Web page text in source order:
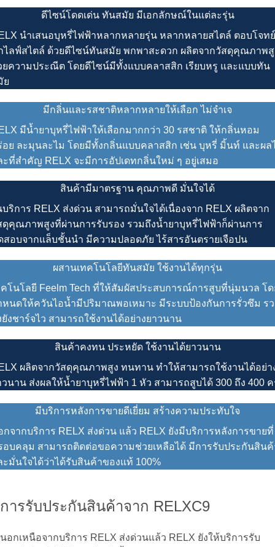
ดีไซน์โดดเด่น ทันสมัย มีเอกลักษณ์ในแต่ละรุ่น
นำเสนอบุหรี่ไฟฟ้าหลากหลายรุ่น หลากหลายสไตล์ ตอบโจทย์
ไลฟ์สไตล์ ด้วยดีไซน์ทันสมัย พกพาสะดวก ผลิตจากวัสดุคุณภาพสู
ยความประณีต โดยดีไซน์มีทั้งแบบคลาสสิก เรียบหรู และแบบทัน
ย
มีกลิ่นและรสชาติหลากหลายให้เลือก ไม่จำเจ
มีน้ำยาบุหรี่ไฟฟ้าให้เลือกมากกว่า 30 รสชาติ ให้กลิ่นหอม
อย ละมุนละไม โดยมีทั้งกลิ่นแบบคลาสสิก เช่น บุหรี่ มิ้นท์ และผล
ะที่สำคัญ RELX จะมีการอัปเดทกลิ่นใหม่ ๆ อยู่เสมอ
สินค้ามีมาตรฐาน คุณภาพดี มั่นใจได้
บริการ RELX ส่งด่วน สามารถมั่นใจได้เนื่องจาก RELX ผลิตจาก
ดุคุณภาพสูงที่ผ่านการรับรอง รวมถึงน้ำยาบุหรี่ไฟฟ้าก็ผ่านการ
สอบจากแล็บชั้นนำ มีความปลอดภัย ไร้สารอันตรายเจือปน
ผสานเทคโนโลยีทันสมัย ใช้งานได้ทุกรุ่น
คโนโลยี Feelm Tech ที่ให้สัมผัสประสบการณ์การสูบที่นุ่มนวล โ
หนดให้ควันไอน้ำมีปริมาณพอเหมาะ มีระบบป้องกันการรั่วซึม ร
ยังชาร์จไว สามารถใช้งานได้อย่างยาวนาน
สินค้าคงทน ประหยัด ใช้งานได้ยาวนาน
ผลิตจากวัสดุคุณภาพสูง ทนทาน ทำให้สามารถใช้งานได้อย่า
วนาน ส่งผลให้น้ำยาบุหรี่ไฟฟ้า 1 หัว สามารถสูบได้ 300 ถึง 400 ค
มีบริการหลังการขายดีเยี่ยม สร้างความประทับใจ
กจากบริการ RELX ส่งด่วน แล้ว RELX ยังมีบริการหลังการขายที่
อบคลุม สามารถติดต่อขอความช่วยเหลือได้ มีการรับประกันสินค้
ะมั่นใจได้ว่าได้รับสินค้าของแท้ 100%
การรับประกันสินค้าจาก RELXC9
นอกเหนือจากบริการ RELX ส่งด่วนแล้ว RELX ยังให้บริการรับ